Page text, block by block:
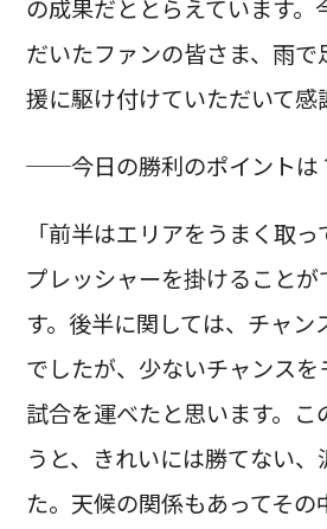
の成果だととらえています。
だいたファンの皆さま、雨
援に駆け付けていただいて感
──今日の勝利のポイントは
「前半はエリアをうまく取っ
プレッシャーを掛けることが
す。後半に関しては、チャン
でしたが、少ないチャンスを
試合を運べたと思います。
うと、きれいには勝てない、
た。天候の関係もあってそ